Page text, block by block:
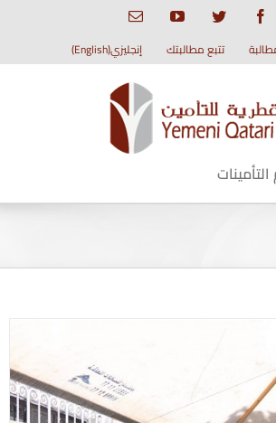
Facebook
Twitter
YouTube
Email
تتبع مطالبتك إنجليزي(English)